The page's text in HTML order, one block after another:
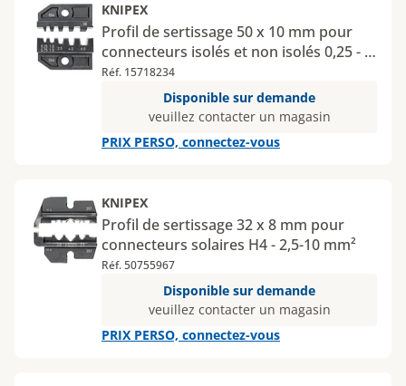
KNIPEX
Profil de sertissage 50 x 10 mm pour
connecteurs isolés et non isolés 0,25 - 6
mm² pour pince à sertir 97 43 200
Réf. 15718234
Disponible sur demande
veuillez contacter un magasin
PRIX PERSO, connectez-vous
KNIPEX
Profil de sertissage 32 x 8 mm pour
connecteurs solaires H4 - 2,5-10 mm²
Réf. 50755967
Disponible sur demande
veuillez contacter un magasin
PRIX PERSO, connectez-vous